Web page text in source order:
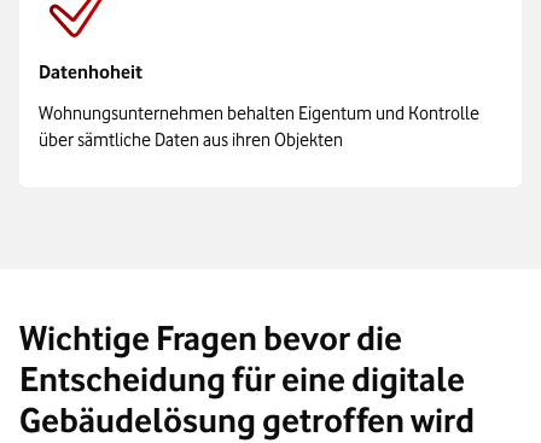
Datenhoheit
Wohnungsunternehmen behalten Eigentum und Kontrolle
über sämtliche Daten aus ihren Objekten
Wichtige Fragen bevor die
Entscheidung für eine digitale
Gebäudelösung getroffen wird